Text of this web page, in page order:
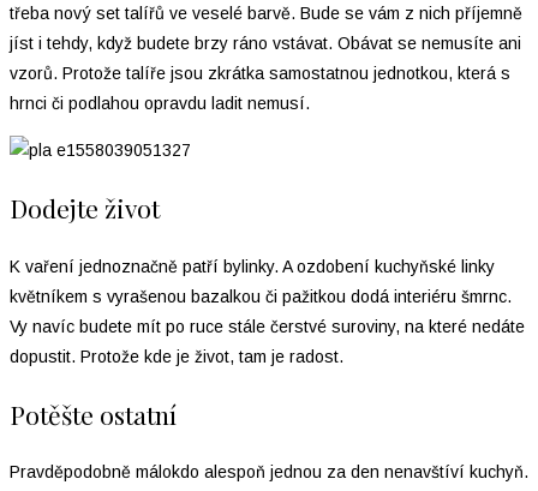
třeba nový set talířů ve veselé barvě. Bude se vám z nich příjemně
jíst i tehdy, když budete brzy ráno vstávat. Obávat se nemusíte ani
vzorů. Protože talíře jsou zkrátka samostatnou jednotkou, která s
hrnci či podlahou opravdu ladit nemusí.
Dodejte život
K vaření jednoznačně patří bylinky. A ozdobení kuchyňské linky
květníkem s vyrašenou bazalkou či pažitkou dodá interiéru šmrnc.
Vy navíc budete mít po ruce stále čerstvé suroviny, na které nedáte
dopustit. Protože kde je život, tam je radost.
Potěšte ostatní
Pravděpodobně málokdo alespoň jednou za den nenavštíví kuchyň.